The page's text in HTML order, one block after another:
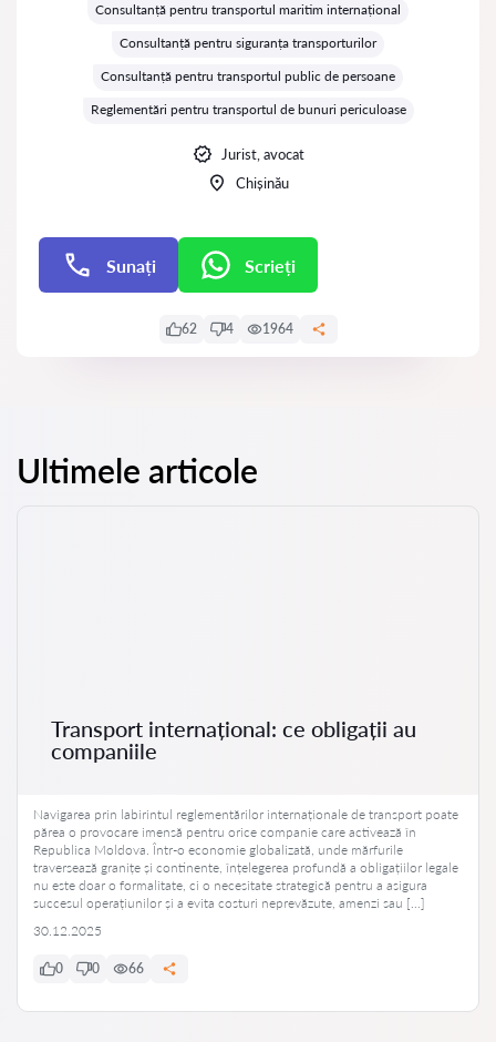
Consultanță pentru transportul maritim internațional
Consultanță pentru siguranța transporturilor
Consultanță pentru transportul public de persoane
Reglementări pentru transportul de bunuri periculoase
Jurist, avocat
Chișinău
Sunați Scrieți
62 4 1964
Ultimele articole
Transport internațional: ce obligații au
companiile
Navigarea prin labirintul reglementărilor internaționale de transport poate
părea o provocare imensă pentru orice companie care activează în
Republica Moldova. Într-o economie globalizată, unde mărfurile
traversează granițe și continente, înțelegerea profundă a obligațiilor legale
nu este doar o formalitate, ci o necesitate strategică pentru a asigura
succesul operațiunilor și a evita costuri neprevăzute, amenzi sau […]
30.12.2025
0 0 66